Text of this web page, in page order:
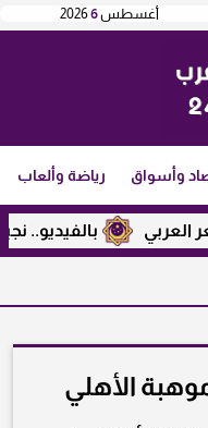
أغسطس6
2026
وأسواق رياضة وألعاب
بالفيديو.. نجيب
الأهلي